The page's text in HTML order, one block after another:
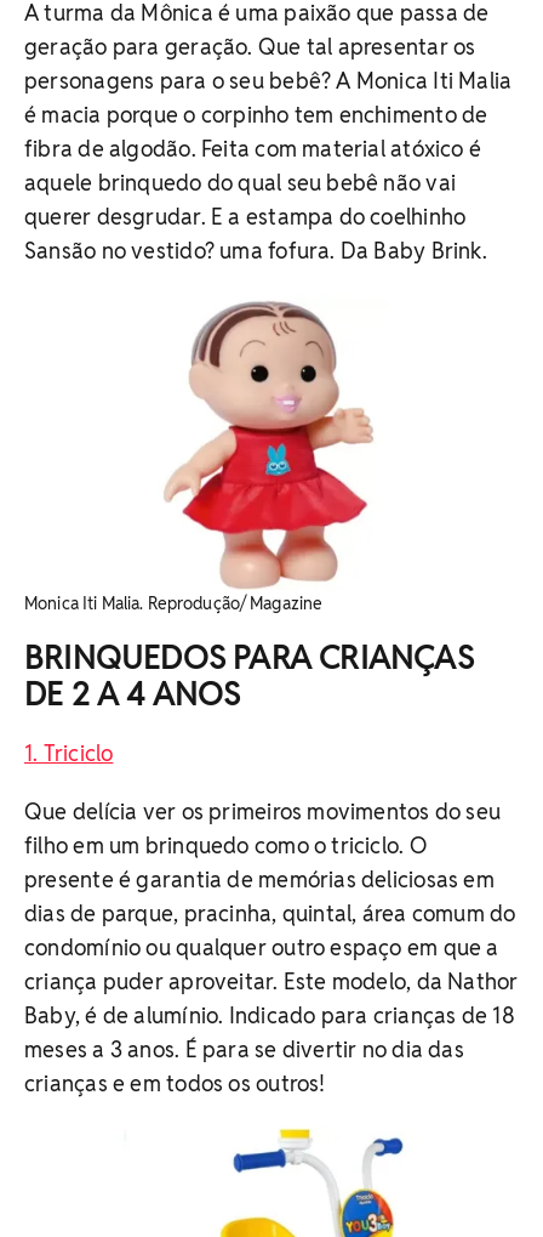
A turma da Mônica é uma paixão que passa de
geração para geração. Que tal apresentar os
personagens para o seu bebê? A Monica Iti Malia
é macia porque o corpinho tem enchimento de
fibra de algodão. Feita com material atóxico é
aquele brinquedo do qual seu bebê não vai
querer desgrudar. E a estampa do coelhinho
Sansão no vestido? uma fofura. Da Baby Brink.
Monica Iti Malia. Reprodução/ Magazine
BRINQUEDOS PARA CRIANÇAS
DE 2 A 4 ANOS
1. Triciclo
Que delícia ver os primeiros movimentos do seu
filho em um brinquedo como o triciclo. O
presente é garantia de memórias deliciosas em
dias de parque, pracinha, quintal, área comum do
condomínio ou qualquer outro espaço em que a
criança puder aproveitar. Este modelo, da Nathor
Baby, é de alumínio. Indicado para crianças de 18
meses a 3 anos. É para se divertir no dia das
crianças e em todos os outros!